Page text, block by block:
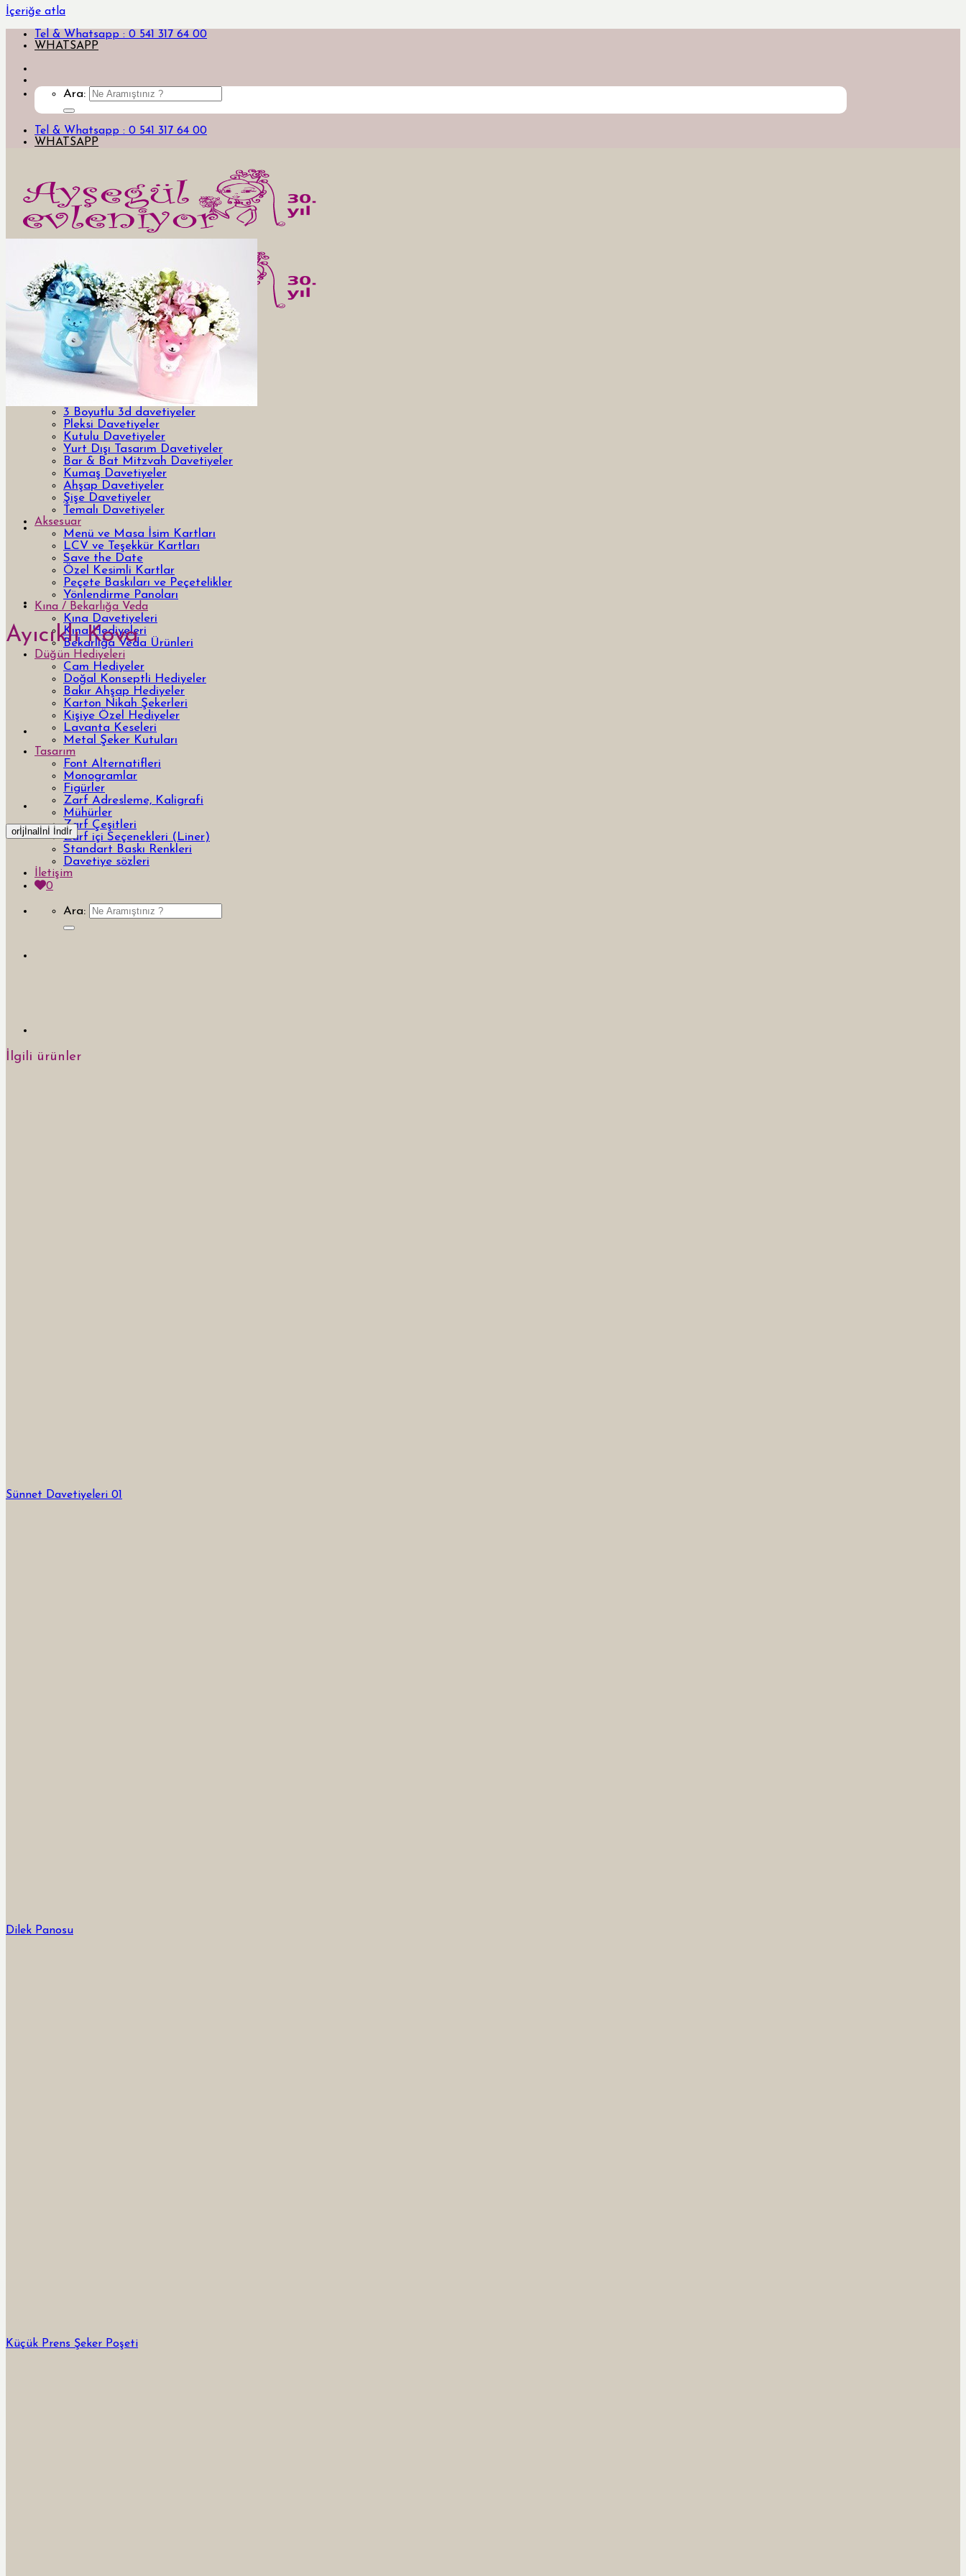
İçeriğe atla
Tel & Whatsapp : 0 541 317 64 00
WHATSAPP
Ara:
Tel & Whatsapp : 0 541 317 64 00
WHATSAPP
Davetiye
Yeni Tasarım Davetiye ve Hediyeler
Özel Tasarım Davetiyeler
Lazer Kesimli Davetiyeler
3 Boyutlu 3d davetiyeler
Pleksi Davetiyeler
Kutulu Davetiyeler
Yurt Dışı Tasarım Davetiyeler
Bar & Bat Mitzvah Davetiyeler
Kumaş Davetiyeler
Ahşap Davetiyeler
Şişe Davetiyeler
Temalı Davetiyeler
Aksesuar
Menü ve Masa İsim Kartları
LCV ve Teşekkür Kartları
Save the Date
Özel Kesimli Kartlar
Peçete Baskıları ve Peçetelikler
Yönlendirme Panoları
Kına / Bekarlığa Veda
Kına Davetiyeleri
Kına Hediyeleri
Bekarlığa Veda Ürünleri
Düğün Hediyeleri
Cam Hediyeler
Doğal Konseptli Hediyeler
Bakır Ahşap Hediyeler
Karton Nikah Şekerleri
Kişiye Özel Hediyeler
Lavanta Keseleri
Metal Şeker Kutuları
Tasarım
Font Alternatifleri
Monogramlar
Figürler
Zarf Adresleme, Kaligrafi
Mühürler
Zarf Çeşitleri
Zarf içi Seçenekleri (Liner)
Standart Baskı Renkleri
Davetiye sözleri
İletişim
0
Ara:
Ayıcıklı Kova
orİjİnalİnİ İndİr
İlgili ürünler
Sünnet Davetiyeleri 01
Dilek Panosu
Küçük Prens Şeker Poşeti